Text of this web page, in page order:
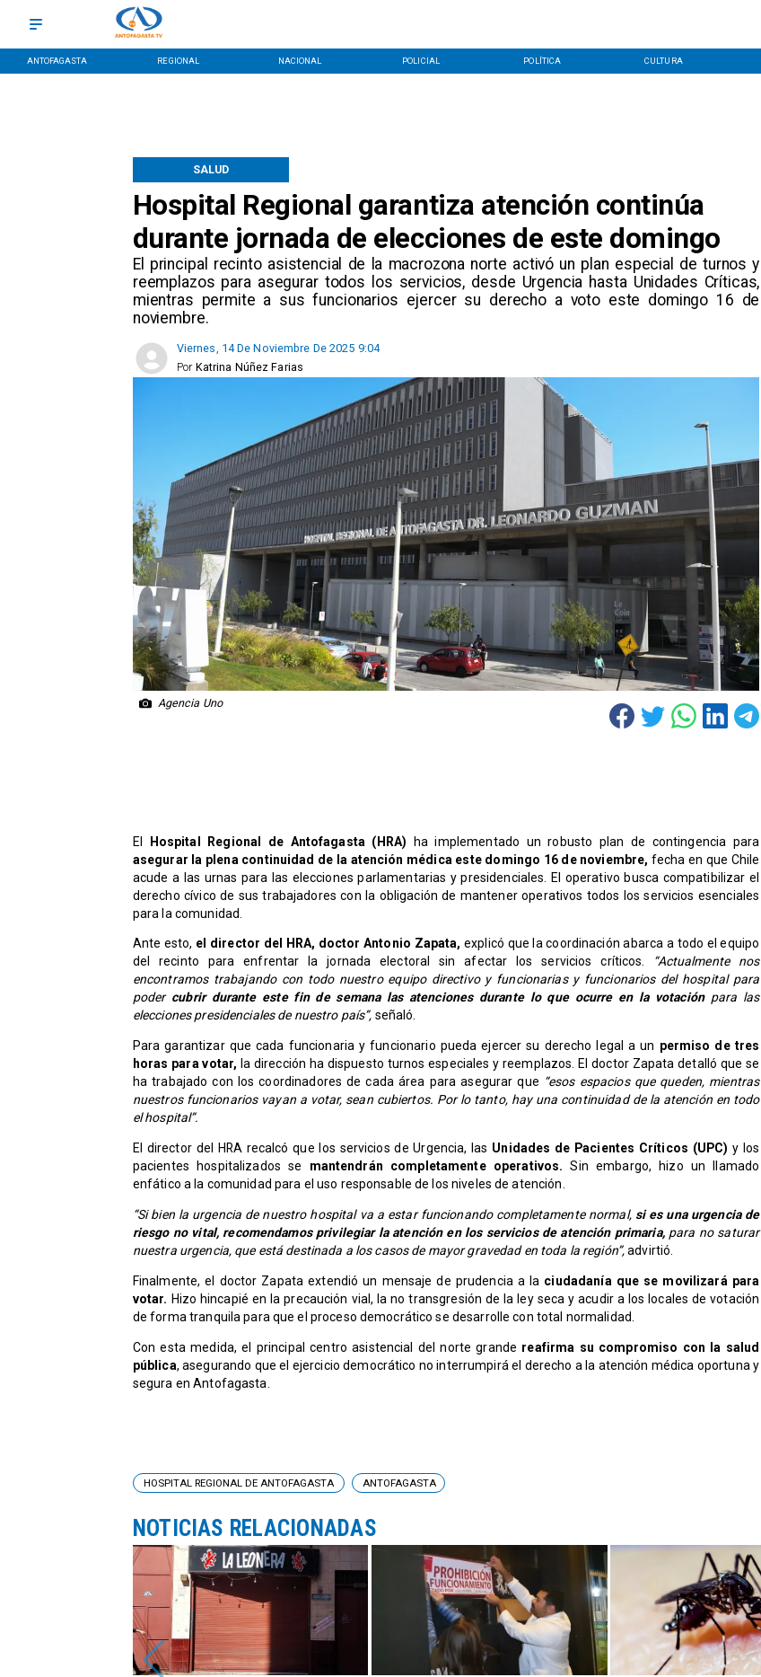
ANTOFAGASTA REGIONAL NACIONAL POLICIAL POLÍTICA CULTURA
Hospital Regional garantiza atención continúa
durante jornada de elecciones de este domingo
​El principal recinto asistencial de la macrozona norte activó un plan especial de turnos y
reemplazos para asegurar todos los servicios, desde Urgencia hasta Unidades Críticas,
mientras permite a sus funcionarios ejercer su derecho a voto este domingo 16 de
noviembre.
SALUD
Viernes, 14 De Noviembre De 2025 9:04
Katrina Núñez Farias
Por
Agencia Uno
​El Hospital Regional de Antofagasta (HRA) ha implementado un robusto plan de contingencia para
asegurar la plena continuidad de la atención médica este domingo 16 de noviembre, fecha en que Chile
acude a las urnas para las elecciones parlamentarias y presidenciales. El operativo busca compatibilizar el
derecho cívico de sus trabajadores con la obligación de mantener operativos todos los servicios esenciales
para la comunidad.
Ante esto, el director del HRA, doctor Antonio Zapata,explicó que la coordinación abarca a todo el equipo
del recinto para enfrentar la jornada electoral sin afectar los servicios críticos. “Actualmente nos
encontramos trabajando con todo nuestro equipo directivo y funcionarias y funcionarios del hospital para
poder cubrir durante este fin de semana las atenciones durante lo que ocurre en la votaciónpara las
elecciones presidenciales de nuestro país”, señaló.
Para garantizar que cada funcionaria y funcionario pueda ejercer su derecho legal a un permiso de tres
horas para votar, la dirección ha dispuesto turnos especiales y reemplazos. El doctor Zapata detalló que se
ha trabajado con los coordinadores de cada área para asegurar que “esos espacios que queden, mientras
nuestros funcionarios vayan a votar, sean cubiertos. Por lo tanto, hay una continuidad de la atención en todo
el hospital”.
El director del HRA recalcó que los servicios de Urgencia, las Unidades de Pacientes Críticos (UPC)y los
pacientes hospitalizados se mantendrán completamente operativos. Sin embargo, hizo un llamado
enfático a la comunidad para el uso responsable de los niveles de atención.
“Si bien la urgencia de nuestro hospital va a estar funcionando completamente normal,si es una urgencia de
riesgo no vital, recomendamos privilegiar la atención en los servicios de atención primaria,para no saturar
nuestra urgencia, que está destinada a los casos de mayor gravedad en toda la región”,advirtió.
Finalmente, el doctor Zapata extendió un mensaje de prudencia a la ciudadanía que se movilizará para
votar. Hizo hincapié en la precaución vial, la no transgresión de la ley seca y acudir a los locales de votación
de forma tranquila para que el proceso democrático se desarrolle con total normalidad.
Con esta medida, el principal centro asistencial del norte grande reafirma su compromiso con la salud
pública, asegurando que el ejercicio democrático no interrumpirá el derecho a la atención médica oportuna y
segura en Antofagasta.
HOSPITAL REGIONAL DE ANTOFAGASTA ANTOFAGASTA
NOTICIAS RELACIONADAS